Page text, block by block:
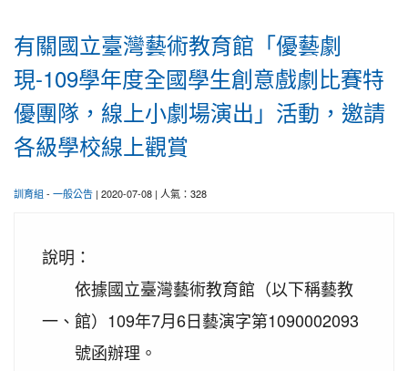
2020-12-31 賀!
本校學生參加109年桃園市理事長
盃溜冰錦標賽成績優異
2020-12-14 賀!
本校學生參加110年桃園市中小學
校聯合運動會楊梅區選拔賽成績優異
2020-12-10 賀!
本校學生參加2020年名人盃冬季校
2020-11-17
本校學生參加臺北市109年第38屆
2020-11-16
桃園市109年度「3Q達人故事甄選活動」，榮獲EQ
類(國小組)第二名
2020-11-06
本校學生參加2020年壢運盃羽球錦
標賽成績優異
有關國立臺灣藝術教育館「優藝劇
現-109學年度全國學生創意戲劇比賽特
優團隊，線上小劇場演出」活動，邀請
各級學校線上觀賞
訓育組 - 一般公告 | 2020-07-08 | 人氣：328
說明：
一、
依據國立臺灣藝術教育館（以下稱藝教
館）109年7月6日藝演字第1090002093
號函辦理。